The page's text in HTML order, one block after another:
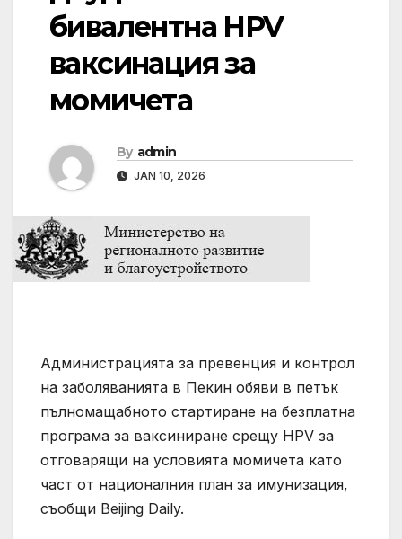
бивалентна HPV
ваксинация за
момичета
By admin
JAN 10, 2026
Администрацията за превенция и контрол
на заболяванията в Пекин обяви в петък
пълномащабното стартиране на безплатна
програма за ваксиниране срещу HPV за
отговарящи на условията момичета като
част от националния план за имунизация,
съобщи Beijing Daily.